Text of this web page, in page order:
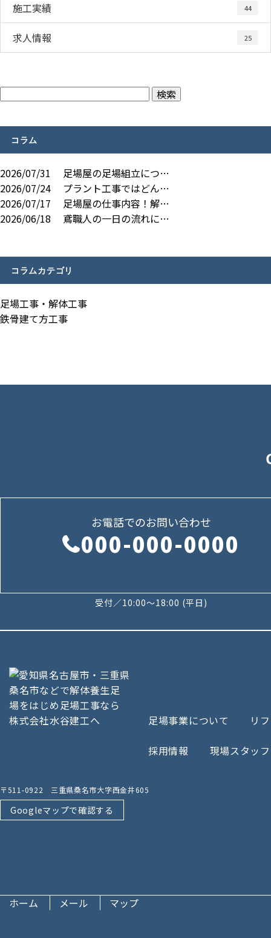
施工実績 44
求人情報 25
コラム
2026/07/31
足場屋の足場組立につ…
2026/07/24
プラント工事ではどん…
2026/07/17
足場屋の仕事内容！解…
2026/06/18
鳶職人の一日の流れに…
コラムカテゴリ
足場工事・解体工事
鉄骨建て方工事
お電話でのお問い合わせ
000-000-0000
受付／10:00～18:00 (平日)
足場事業について リ
採用情報 現場スタッ
〒511-0922 三重県桑名市大字西金井605
Googleマップで確認する
ホーム メール マップ